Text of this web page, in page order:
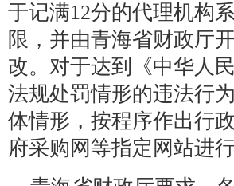
于记满12分的代理机构
限，并由青海省财政厅
改。对于达到《中华人
法规处罚情形的违法行为
体情形，按程序作出行
府采购网等指定网站进行